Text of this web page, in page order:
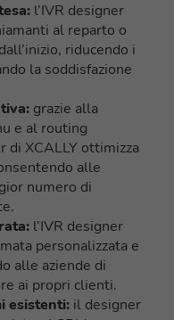
l’IVR designer
al reparto o
riducendo i
la soddisfazione
grazie alla
e al routing
di XCALLY ottimizza
alle
numero di
l’IVR designer
personalizzata e
alle aziende di
ai propri clienti.
esistenti: il designer